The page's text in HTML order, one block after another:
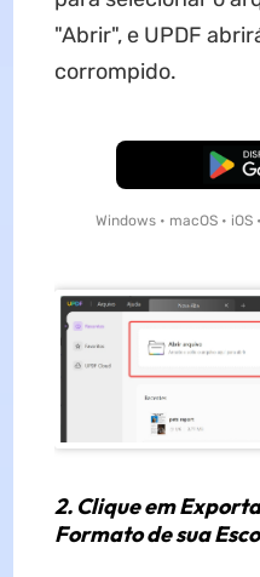
"Abrir", e UPDF
corrompido.
Windows • macOS • iOS
2. Clique em
Formato de sua